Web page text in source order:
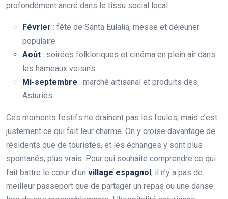
profondément ancré dans le tissu social local.
Février : fête de Santa Eulalia, messe et déjeuner
populaire
Août : soirées folkloriques et cinéma en plein air dans
les hameaux voisins
Mi-septembre : marché artisanal et produits des
Asturies
Ces moments festifs ne drainent pas les foules, mais c’est
justement ce qui fait leur charme. On y croise davantage de
résidents que de touristes, et les échanges y sont plus
spontanés, plus vrais. Pour qui souhaite comprendre ce qui
fait battre le cœur d’un village espagnol, il n’y a pas de
meilleur passeport que de partager un repas ou une danse